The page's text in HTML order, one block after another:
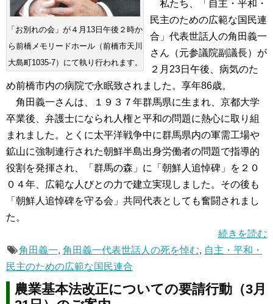
「お別れの会」が４月13日午後２時か
ら前橋メモリードホール（前橋市天川
大島町1035-7）にて執り行われます。
私たち、「自主・平和・
民主のための広範な国民連
合」代表世話人の角田義一
さん（元参議院副議長）が
２月23日午後、病気のた
め前橋市内の病院で永眠致されました。享年86歳。
角田義一さんは、１９３７年群馬県に生まれ、京都大学
卒業後、弁護士になられ人権と平和の問題に熱心に取り組
まれました。とくに太平洋戦争中に群馬県内の軍需工場や
鉱山に強制連行された朝鮮半島出身労働者の問題で指導的
役割を発揮され、「群馬の森」に「朝鮮人追悼碑」を２０
０４年、広範な人びとの力で建立実現しました。その後も
「朝鮮人追悼碑を守る会」共同代表としても奮闘されまし
た。
続きを読む
角田義一, 角田義一代表世話人の死を悼む, 自主・平和・
民主のための広範な国民連合
農業基本法改正についての要請行動（3月